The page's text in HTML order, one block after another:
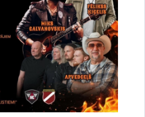
pieejama vietnē
biedrības “Impact Hub”,
forums” saskaņā ar Sabiedrības
Eiropas Savienības fonda
I/001 “Atbalsts pilsoniskās